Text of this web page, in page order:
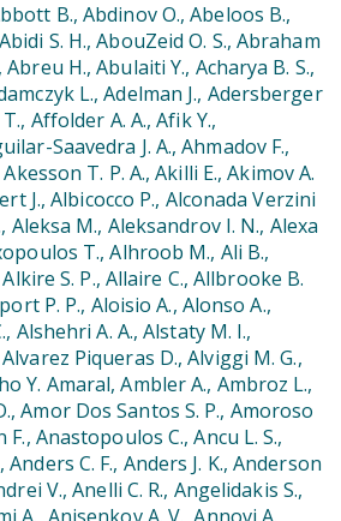
B., Abdinov O., Abeloos B.,
S. H., AbouZeid O. S., Abraham
H., Abulaiti Y., Acharya B. S.,
L., Adelman J., Adersberger
Affolder A. A., Afik Y.,
Saavedra J. A., Ahmadov F.,
T. P. A., Akilli E., Akimov A.
J., Albicocco P., Alconada Verzini
Aleksa M., Aleksandrov I. N., Alexa
T., Alhroob M., Ali B.,
S. P., Allaire C., Allbrooke B.
P. P., Aloisio A., Alonso A.,
Alshehri A. A., Alstaty M. I.,
Piqueras D., Alviggi M. G.,
Y. Amaral, Ambler A., Ambroz L.,
Amor Dos Santos S. P., Amoroso
F., Anastopoulos C., Ancu L. S.,
C. F., Anders J. K., Anderson
V., Anelli C. R., Angelidakis S.,